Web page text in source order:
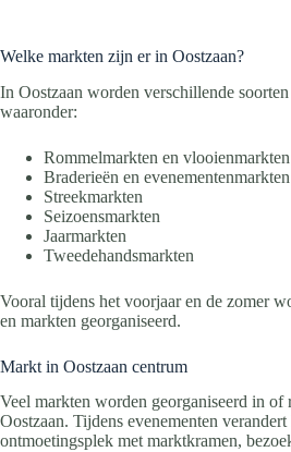
Welke markten zijn er in Oostzaan?
In Oostzaan worden verschillende
waaronder:
Rommelmarkten en vlooienmarkten
Braderieën en evenementenmarkten
Streekmarkten
Seizoensmarkten
Jaarmarkten
Tweedehandsmarkten
Vooral tijdens het voorjaar en de zomer
en markten georganiseerd.
Markt in Oostzaan centrum
Veel markten worden georganiseerd in of
Oostzaan. Tijdens evenementen
ontmoetingsplek met marktkramen,